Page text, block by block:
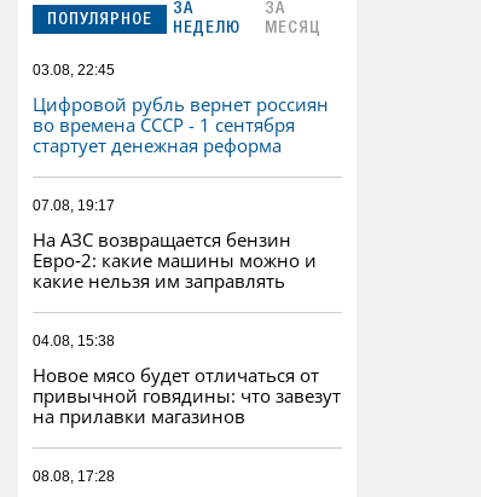
ПОПУЛЯРНОЕ
ЗА
НЕДЕЛЮ
ЗА
МЕСЯЦ
03.08, 22:45
Цифровой рубль вернет россиян
во времена СССР - 1 сентября
стартует денежная реформа
07.08, 19:17
На АЗС возвращается бензин
Евро‑2: какие машины можно и
какие нельзя им заправлять
04.08, 15:38
Новое мясо будет отличаться от
привычной говядины: что завезут
на прилавки магазинов
08.08, 17:28